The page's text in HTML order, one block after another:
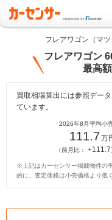
フレアワゴン（マ
フレアワゴン
最高
買取相場算出には参照デー
ています。
2026年8月平均小
111.7万
（前月比：+111.7
※上記はカーセンサー掲載物件の
的に、査定価格は小売価格より低